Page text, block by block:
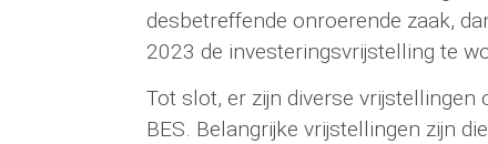
desbetreffende onroerende zaak,
2023 de investeringsvrijstelling te
Tot slot, er zijn diverse
BES. Belangrijke vrijstellingen zijn